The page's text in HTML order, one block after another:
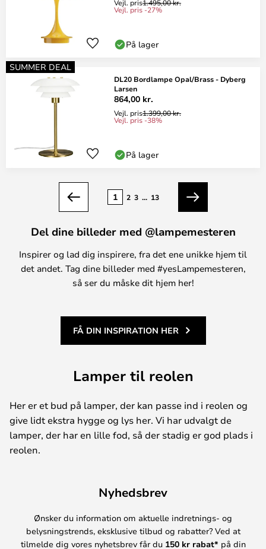
Vejl. pris1.495,00 kr.
Vejl. pris -27%
På lager
SUMMER DEAL
DL20 Bordlampe Opal/Brass - Dyberg
Larsen
864,00 kr.
Vejl. pris1.399,00 kr.
Vejl. pris -38%
På lager
Forrige
1 2 3 ... 13
Næste
Del dine billeder med @lampemesteren
Inspirer og lad dig inspirere, fra det ene unikke hjem til
det andet. Tag dine billeder med #yesLampemesteren,
så ser du måske dit hjem her!
FÅ DIN INSPIRATION HER
Lamper til reolen
Her er et bud på lamper, der kan passe ind i reolen og
give lidt ekstra hygge og lys her. Vi har udvalgt de
lamper, der har en lille fod, så der stadig er god plads i
reolen.
Nyhedsbrev
Ønsker du information om aktuelle indretnings- og
belysningstrends, eksklusive tilbud og rabatter? Ved at
tilmelde dig vores nyhetsbrev får du 150 kr rabat* på din